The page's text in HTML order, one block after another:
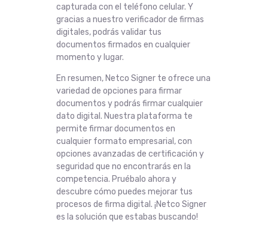
capturada con el teléfono celular. Y
gracias a nuestro verificador de firmas
digitales, podrás validar tus
documentos firmados en cualquier
momento y lugar.
En resumen, Netco Signer te ofrece una
variedad de opciones para firmar
documentos y podrás firmar cualquier
dato digital. Nuestra plataforma te
permite firmar documentos en
cualquier formato empresarial, con
opciones avanzadas de certificación y
seguridad que no encontrarás en la
competencia. Pruébalo ahora y
descubre cómo puedes mejorar tus
procesos de firma digital. ¡Netco Signer
es la solución que estabas buscando!